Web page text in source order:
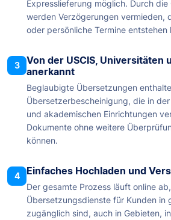
Expresslieferung möglich. Durch
werden Verzögerungen vermieden,
oder persönliche Termine entstehen
3
Von der USCIS, Universitäten
anerkannt
Beglaubigte Übersetzungen
Übersetzerbescheinigung, die in
und akademischen Einrichtungen
Dokumente ohne weitere
können.
4 Einfaches Hochladen und
Der gesamte Prozess läuft online
Übersetzungsdienste für Kunden in
zugänglich sind, auch in Gebieten,